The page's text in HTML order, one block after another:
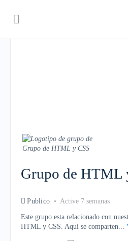
Grupo de HTML
Publico Active 7 semanas
Este grupo esta relacionado con
HTML y CSS. Aquí se comparten...